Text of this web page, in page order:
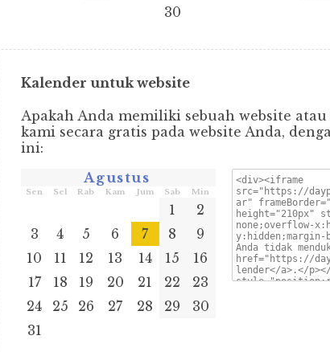
30
Kalender untuk website
Apakah Anda memiliki sebuah website
kami secara gratis pada website Anda,
ini:
Agustus
Sen Sel Rab Kam Jum Sab Min
1
2
3
4 5 6 7 8
9
10
11 12 13 14 15
16
17
18 19 20 21 22
23
24
25 26 27 28 29
30
31